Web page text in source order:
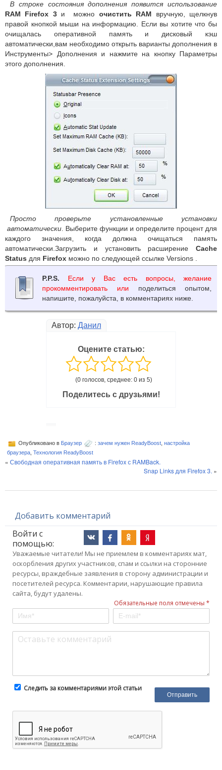
В строке состояния дополнения появится использование
RAM Firefox 3 и можно очистить RAM вручную, щелкнув
правой кнопкой мыши на информацию. Если вы хотите что бы
очищалась оперативной память и дисковый кэш
автоматически,вам необходимо открыть варианты дополнения в
Инструменты> Дополнения и нажмите на кнопку Параметры
этого дополнения.
Просто проверьте установленные установки
автоматически . Выберите функции и определите процент для
каждого значения, когда должна очищаться память
автоматически.Загрузить и установить расширение Cache
Status для Firefox можно по следующей ссылке Versions .
P.P.S.
Если у Вас есть вопросы, желание
прокомментировать или поделиться опытом,
напишите, пожалуйста, в комментариях ниже.
Автор: Данил
Оцените статью:
(0 голосов, среднее: 0 из 5)
Поделитесь с друзьями!
Опубликовано в Браузер : зачем нужен ReadyBoost настройка
браузера Технология ReadyBoost
« Свободная оперативная память в Firefox с RAMBack.
Snap Links для Firefox 3. »
Добавить комментарий
Войти с
помощью:
Уважаемые читатели! Мы не приемлем в комментариях мат,
оскорбления других участников, спам и ссылки на сторонние
ресурсы, враждебные заявления в сторону администрации и
посетителей ресурса. Комментарии, нарушающие правила
сайта, будут удалены.
Обязательные поля отмечены *
Следить за комментариями этой статьи